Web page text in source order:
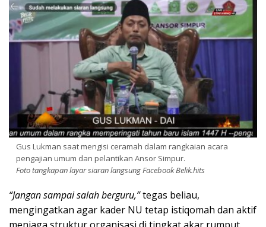
Gus Lukman saat mengisi ceramah dalam rangkaian acara
pengajian umum dan pelantikan Ansor Simpur.
Foto tangkapan layar siaran langsung Facebook Belik.hits
“Jangan sampai salah berguru,”tegas beliau,
mengingatkan agar kader NU tetap istiqomah dan aktif